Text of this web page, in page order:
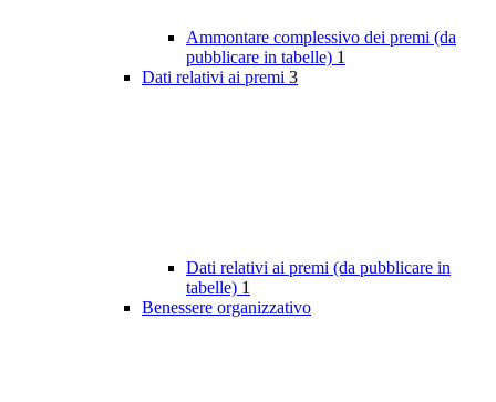
Ammontare complessivo dei premi (da
pubblicare in tabelle) 1
Dati relativi ai premi 3
Dati relativi ai premi (da pubblicare in
tabelle) 1
Benessere organizzativo